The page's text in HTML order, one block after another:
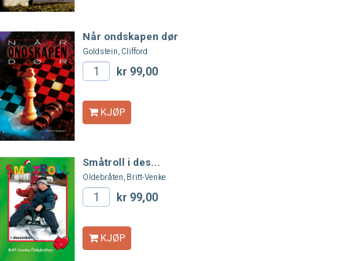
Når ondskapen dør
Goldstein, Clifford
kr 99,00
KJØP
Småtroll i des...
Oldebråten, Britt-Venke
kr 99,00
KJØP